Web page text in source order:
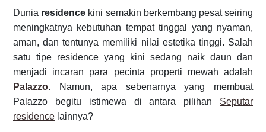
Dunia residence kini semakin berkembang pesat seiring
meningkatnya kebutuhan tempat tinggal yang nyaman,
aman, dan tentunya memiliki nilai estetika tinggi. Salah
satu tipe residence yang kini sedang naik daun dan
menjadi incaran para pecinta properti mewah adalah
Palazzo. Namun, apa sebenarnya yang membuat
Palazzo begitu istimewa di antara pilihan Seputar
residence lainnya?